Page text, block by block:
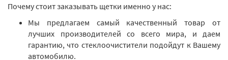
Почему стоит заказывать щетки именно у нас:
Мы предлагаем самый качественный товар от
лучших производителей со всего мира, и даем
гарантию, что стеклоочистители подойдут к Вашему
автомобилю.